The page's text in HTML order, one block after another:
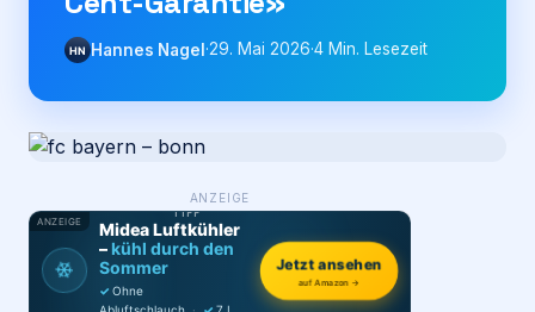
Werbung
Login
HN Hannes Nagel·29. Mai 2026·4 Min. Lesezeit
ANZEIGE
ANZEIGE
❄
PRODUKT-
TIPP
Midea Luftkühler
–kühl durch den
Sommer
✓ Ohne
Jetzt ansehen
auf Amazon →